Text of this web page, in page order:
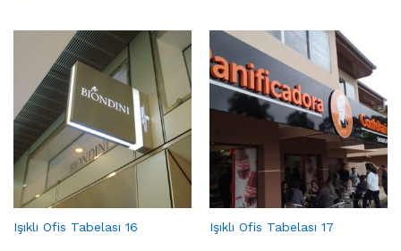
Işıklı Ofis Tabelası 16 Işıklı Ofis Tabelası 17